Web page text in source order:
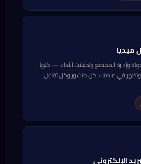
ميديا
وإدارة المجتمع وتحليلات الأداء — كلها
وتظهر في منصتك. كل منشور وكل تفاعل
الإلكتروني